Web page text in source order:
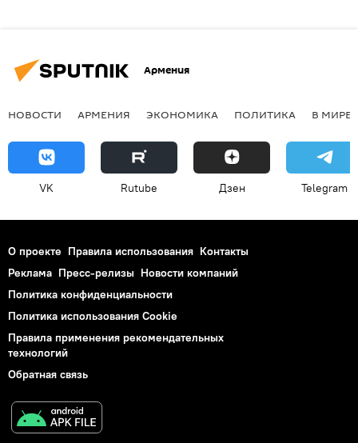
Армения
НОВОСТИ АРМЕНИЯ ЭКОНОМИКА ПОЛИТИКА В МИРЕ
VK Rutube Дзен Telegram
О проекте Правила использования Контакты
Реклама Пресс-релизы Новости компаний
Политика конфиденциальности
Политика использования Cookie
Правила применения рекомендательных
технологий
Обратная связь